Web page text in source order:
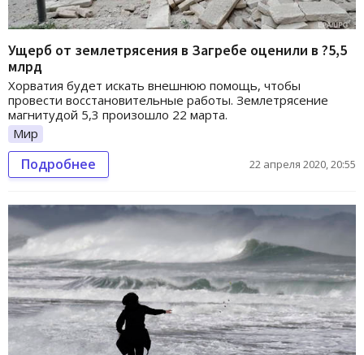
Ущерб от землетрясения в Загребе оценили в ?5,5
млрд
Хорватия будет искать внешнюю помощь, чтобы
провести восстановительные работы. Землетрясение
магнитудой 5,3 произошло 22 марта.
Мир
Подробнее 22 апреля 2020, 20:55